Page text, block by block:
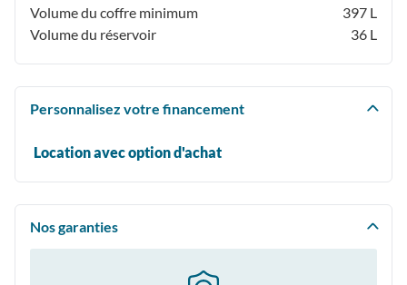
Volume du coffre minimum
397 L
Volume du réservoir
36 L
Personnalisez votre financement
Location avec option d'achat
Nos garanties